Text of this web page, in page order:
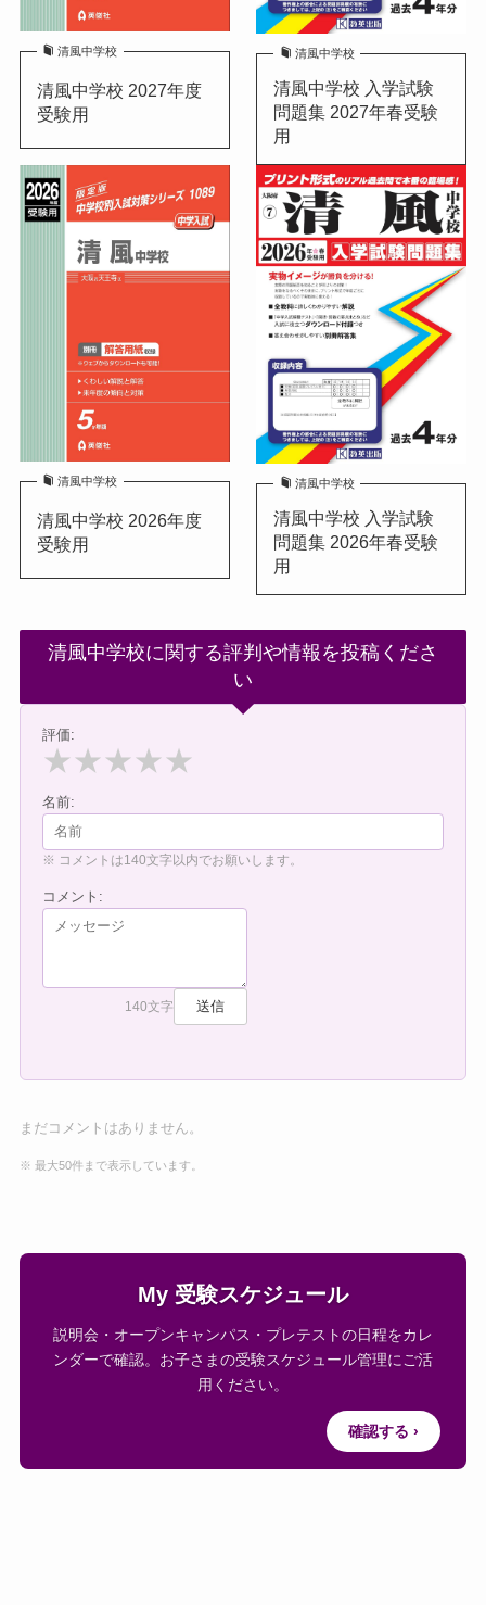
清風中学校
清風中学校 2027年度
受験用
清風中学校
清風中学校 入学試験
問題集 2027年春受験
用
清風中学校
清風中学校 2026年度
受験用
清風中学校
清風中学校 入学試験
問題集 2026年春受験
用
清風中学校に関する評判や情報を投稿くださ
い
評価:
★★★★★
名前:
※ コメントは140文字以内でお願いします。
コメント:
140文字 送信
まだコメントはありません。
※ 最大50件まで表示しています。
My 受験スケジュール
説明会・オープンキャンパス・プレテストの日程をカレ
ンダーで確認。お子さまの受験スケジュール管理にご活
用ください。
確認する ›